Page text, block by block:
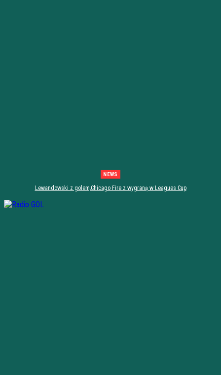
NEWS
Lewandowski z golem,Chicago Fire z wygraną w Leagues Cup